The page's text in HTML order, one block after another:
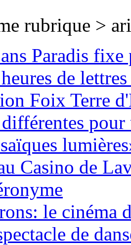
rubrique >
Paradis
de
Foix Terre
différentes
Casino de
le cinéma
de